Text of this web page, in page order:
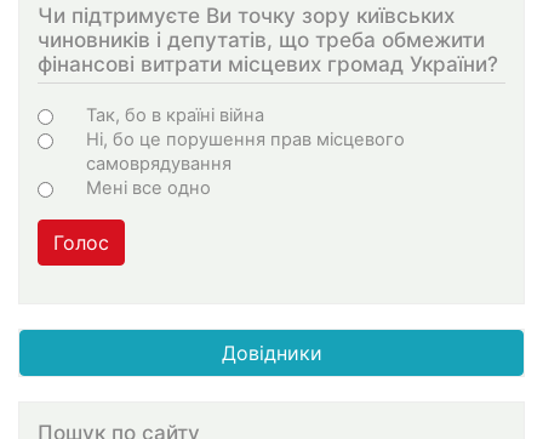
Чи підтримуєте Ви точку зору київських
чиновників і депутатів, що треба обмежити
фінансові витрати місцевих громад України?
Варіанти
Так, бо в країні війна
Ні, бо це порушення прав місцевого
самоврядування
Мені все одно
Голос
Довідники
Пошук по сайту